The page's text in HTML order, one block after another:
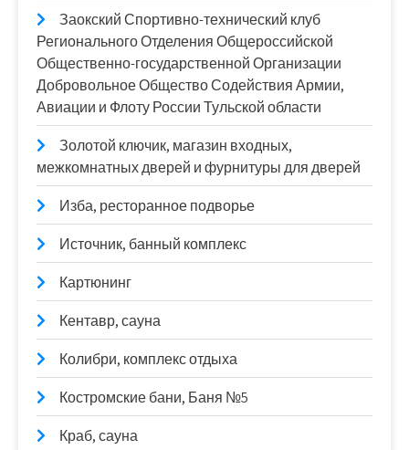
Заокский Спортивно-технический клуб
Регионального Отделения Общероссийской
Общественно-государственной Организации
Добровольное Общество Содействия Армии,
Авиации и Флоту России Тульской области
Золотой ключик, магазин входных,
межкомнатных дверей и фурнитуры для дверей
Изба, ресторанное подворье
Источник, банный комплекс
Картюнинг
Кентавр, сауна
Колибри, комплекс отдыха
Костромские бани, Баня №5
Краб, сауна